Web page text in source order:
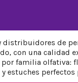
distribuidores de
con una calidad
familia olfativa:
perfectos